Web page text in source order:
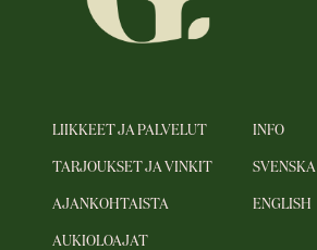
LIIKKEET JA PALVELUT
TARJOUKSET JA VINKIT
AJANKOHTAISTA
AUKIOLOAJAT
INFO
SVENSKA
ENGLISH